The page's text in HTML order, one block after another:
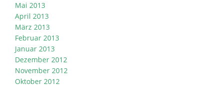
Mai 2013
April 2013
März 2013
Februar 2013
Januar 2013
Dezember 2012
November 2012
Oktober 2012